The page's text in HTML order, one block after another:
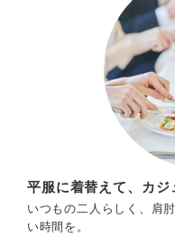
平服に着替えて、カジ
いつもの二人らしく、肩
い時間を。